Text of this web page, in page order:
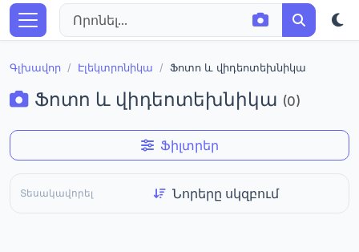
Գլխավոր Էլեկտրոնիկա Ֆոտո և վիդեոտեխնիկա
Ֆոտո և վիդեոտեխնիկա (0)
Ֆիլտրեր
Տեսակավորել